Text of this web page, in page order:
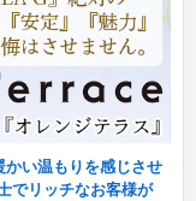
い温もりを感じさせ
でリッチなお客様が